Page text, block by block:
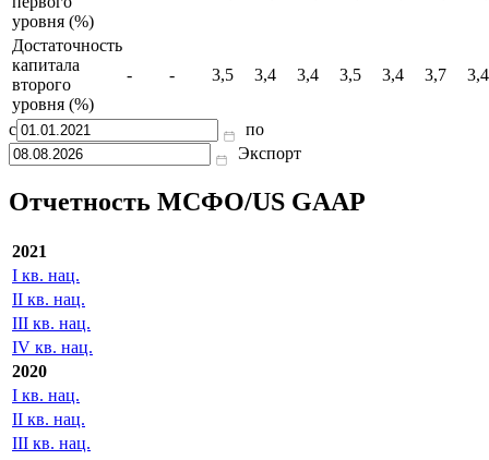
90 дней
Достаточность
капитала
первого
уровня (%)
13,2 11,8 12,1 11,7 13,2 12,7
Достаточность
капитала
второго
- - 3,4 3,4
с
по
Отчетность МСФО/US GAAP
2021
I кв. нац.
II кв. нац.
III кв. нац.
IV кв. нац.
2020